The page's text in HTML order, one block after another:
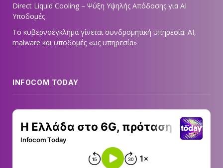
Direct Liquid Cooling – Ψύξη Υψηλής Απόδοσης για AI
Υποδομές
Το κυβερνοέγκλημα γίνεται συνδρομητική υπηρεσία: AI,
malware και υποδομές «ως υπηρεσία»
INFOCOM TODAY